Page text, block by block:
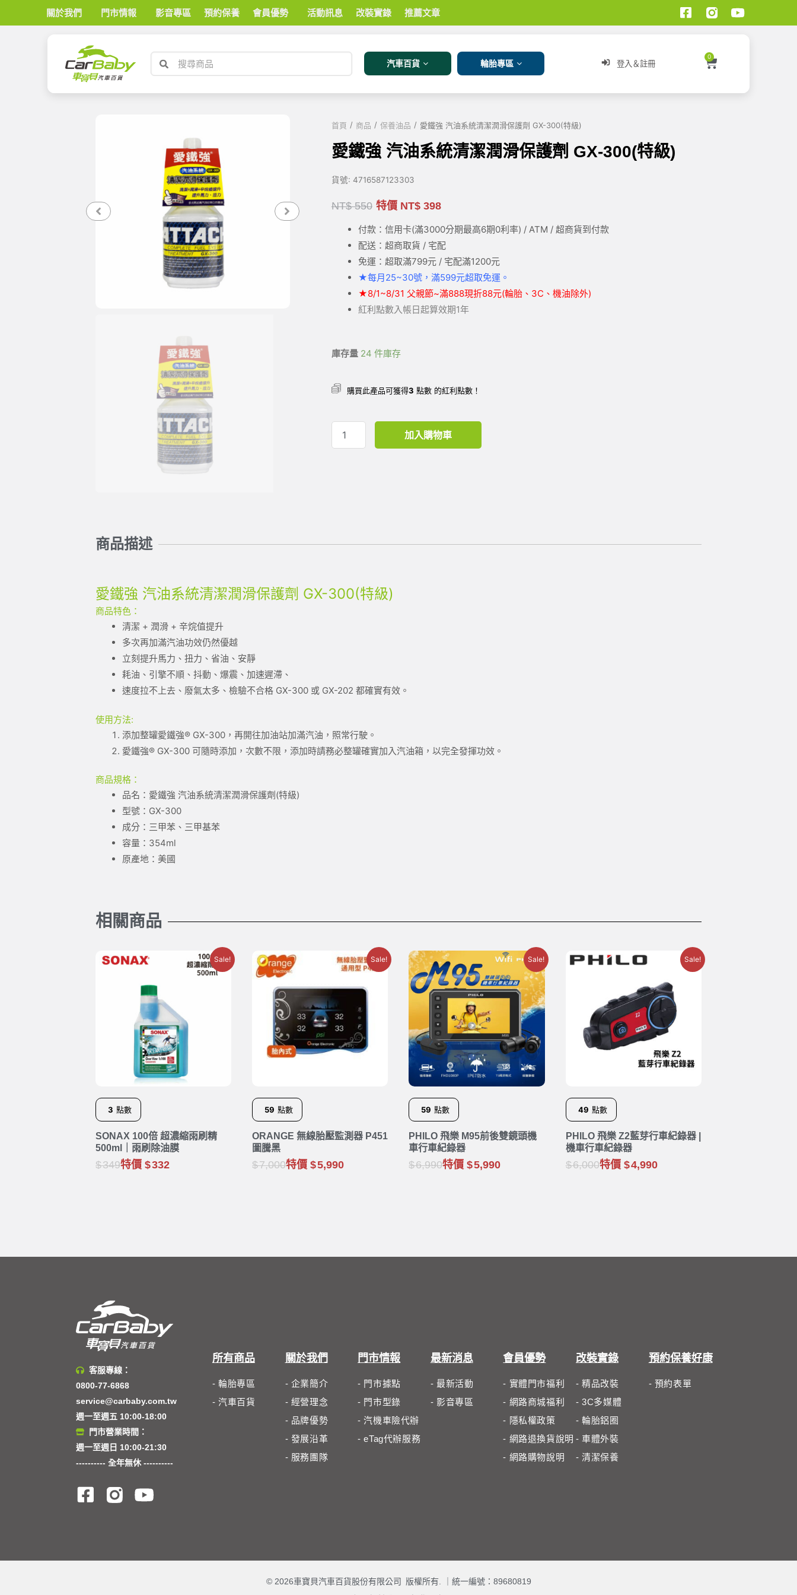
關於我們 門市情報 影音專區 預約保養 會員優勢 活動訊息 改裝實錄 推薦文章
汽車百貨 輪胎專區 登入＆註冊
0
首頁 / 商品 / 保養油品 / 愛鐵強 汽油系統清潔潤滑保護劑 GX-300(特級)
愛鐵強 汽油系統清潔潤滑保護劑 GX-300(特級)
貨號: 4716587123303
NT$550 特價 NT$398
付款：信用卡(滿3000分期最高6期0利率) / ATM / 超商貨到付款
配送：超商取貨 / 宅配
免運：超取滿799元 / 宅配滿1200元
★每月25~30號，滿599元超取免運。
★8/1~8/31 父親節~滿888現折88元(輪胎、3C、機油除外)
紅利點數入帳日起算效期1年
庫存量 24 件庫存
購買此產品可獲得3 點數 的紅利點數！
加入購物車
商品描述
愛鐵強 汽油系統清潔潤滑保護劑 GX-300(特級)
商品特色：
清潔 + 潤滑 + 辛烷值提升
多次再加滿汽油功效仍然優越
立刻提升馬力、扭力、省油、安靜
耗油、引擎不順、抖動、爆震、加速遲滯、
速度拉不上去、廢氣太多、檢驗不合格 GX-300 或 GX-202 都確實有效。
使用方法:
添加整罐愛鐵強® GX-300，再開往加油站加滿汽油，照常行駛。
愛鐵強® GX-300 可隨時添加，次數不限，添加時請務必整罐確實加入汽油箱，以完全發揮功效。
商品規格：
品名：愛鐵強 汽油系統清潔潤滑保護劑(特級)
型號：GX-300
成分：三甲苯、三甲基苯
容量：354ml
原產地：美國
相關商品
Sale!
3 點數
SONAX 100倍 超濃縮雨刷精
500ml｜雨刷除油膜
349特價 332
Sale!
59 點數
ORANGE 無線胎壓監測器 P451
圖騰黑
7,000特價 5,990
Sale!
59 點數
PHILO 飛樂 M95前後雙鏡頭機
車行車紀錄器
6,990特價 5,990
Sale!
49 點數
PHILO 飛樂 Z2藍芽行車紀錄器 |
機車行車紀錄器
6,000特價 4,990
客服專線：
0800-77-6868
service@carbaby.com.tw
週一至週五 10:00-18:00
門市營業時間：
週一至週日 10:00-21:30
---------- 全年無休 ----------
所有商品
- 輪胎專區
- 汽車百貨
關於我們
- 企業簡介
- 經營理念
- 品牌優勢
- 發展沿革
- 服務團隊
門市情報
- 門市據點
- 門市型錄
- 汽機車險代辦
- eTag代辦服務
最新消息
- 最新活動
- 影音專區
會員優勢
- 實體門市福利
- 網路商城福利
- 隱私權政策
- 網路退換貨說明
- 網路購物說明
改裝實錄
- 精品改裝
- 3C多媒體
- 輪胎鋁圈
- 車體外裝
- 清潔保養
預約保養好康
- 預約表單
© 2026車寶貝汽車百貨股份有限公司 版權所有. ｜ 統一編號：89680819